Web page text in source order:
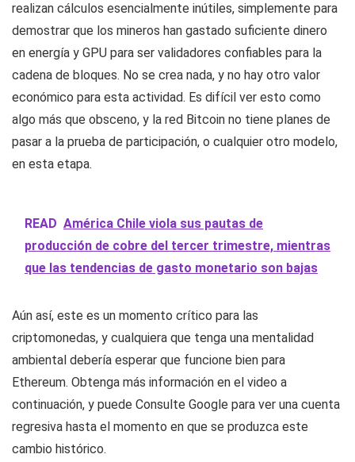
realizan cálculos esencialmente inútiles, simplemente para
demostrar que los mineros han gastado suficiente dinero
en energía y GPU para ser validadores confiables para la
cadena de bloques. No se crea nada, y no hay otro valor
económico para esta actividad. Es difícil ver esto como
algo más que obsceno, y la red Bitcoin no tiene planes de
pasar a la prueba de participación, o cualquier otro modelo,
en esta etapa.
READ América Chile viola sus pautas de
producción de cobre del tercer trimestre, mientras
que las tendencias de gasto monetario son bajas
Aún así, este es un momento crítico para las
criptomonedas, y cualquiera que tenga una mentalidad
ambiental debería esperar que funcione bien para
Ethereum. Obtenga más información en el video a
continuación, y puede Consulte Google para ver una cuenta
regresiva hasta el momento en que se produzca este
cambio histórico.